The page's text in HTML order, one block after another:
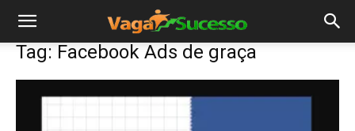
Tag: Facebook Ads de graça